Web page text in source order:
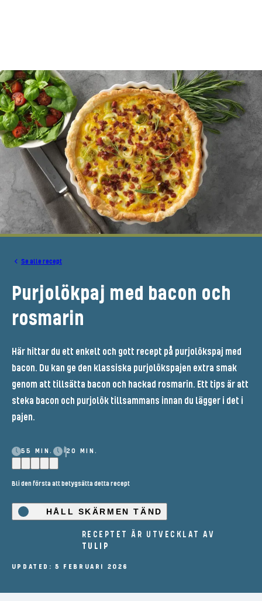
Se alle recept
Purjolökpaj med bacon och
rosmarin
Här hittar du ett enkelt och gott recept på purjolökspaj med
bacon. Du kan ge den klassiska purjolökspajen extra smak
genom att tillsätta bacon och hackad rosmarin. Ett tips är att
steka bacon och purjolök tillsammans innan du lägger i det i
pajen.
55 MIN. 20 MIN.
Bli den första att betygsätta detta recept
HÅLL SKÄRMEN TÄND
RECEPTET ÄR UTVECKLAT AV
TULIP
UPDATED: 5 FEBRUARI 2026